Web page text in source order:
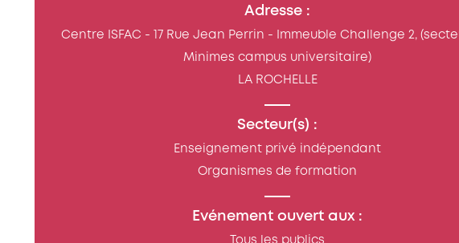
Adresse :
Centre ISFAC - 17 Rue Jean Perrin - Immeuble Challenge 2,
Minimes campus universitaire)
LA ROCHELLE
Secteur(s) :
Enseignement privé indépendant
Organismes de formation
Evénement ouvert aux :
Tous les publics